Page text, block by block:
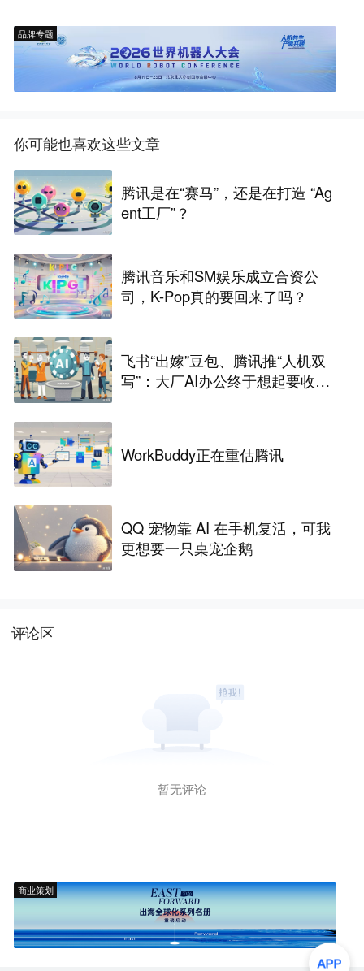
品牌专题
你可能也喜欢这些文章
腾讯是在“赛马”，还是在打造 “Ag
ent工厂”？
腾讯音乐和SM娱乐成立合资公
司，K-Pop真的要回来了吗？
飞书“出嫁”豆包、腾讯推“人机双
写”：大厂AI办公终于想起要收费
WorkBuddy正在重估腾讯
QQ 宠物靠 AI 在手机复活，可我
更想要一只桌宠企鹅
评论区
暂无评论
商业策划